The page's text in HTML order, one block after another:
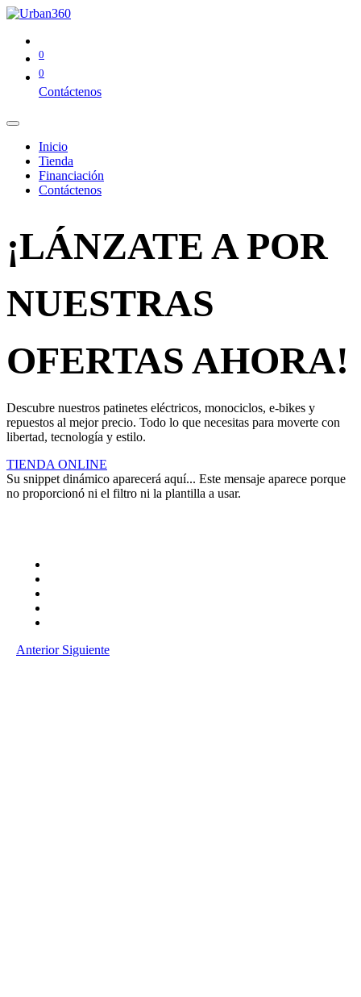
0
0
Contáctenos
Inicio
Tienda
Financiación
Contáctenos
¡LÁNZATE A POR
NUESTRAS
OFERTAS AHORA!
Descubre nuestros patinetes eléctricos, monociclos, e-bikes y
repuestos al mejor precio. Todo lo que necesitas para moverte con
libertad, tecnología y estilo.
TIENDA ONLINE
Su snippet dinámico aparecerá aquí... Este mensaje aparece porque
no proporcionó ni el filtro ni la plantilla a usar.
Anterior Siguiente